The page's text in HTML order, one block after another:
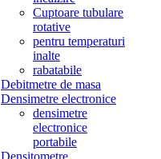
Cuptoare tubulare
rotative
pentru temperaturi
inalte
rabatabile
Debitmetre de masa
Densimetre electronice
densimetre
electronice
portabile
Densitometre